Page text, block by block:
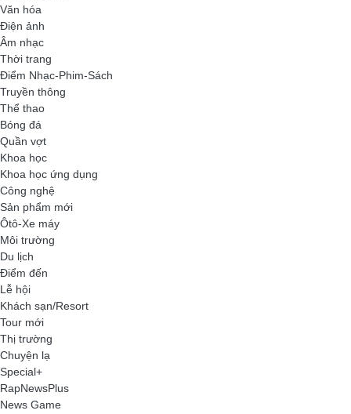
Văn hóa
Điện ảnh
Âm nhạc
Thời trang
Điểm Nhạc-Phim-Sách
Truyền thông
Thể thao
Bóng đá
Quần vợt
Khoa học
Khoa học ứng dụng
Công nghệ
Sản phẩm mới
Ôtô-Xe máy
Môi trường
Du lịch
Điểm đến
Lễ hội
Khách sạn/Resort
Tour mới
Thị trường
Chuyện lạ
Special+
RapNewsPlus
News Game